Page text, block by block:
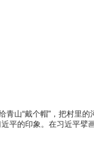
“戴个帽”，把村里的
平的印象。在习近平擘